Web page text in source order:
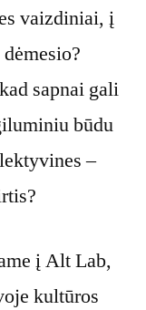
vaizdiniai, į
sapnai gali
būdu
–
į Alt Lab,
kultūros